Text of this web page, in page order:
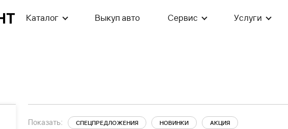
Каталог Выкуп авто Сервис Услуги
Показать: СПЕЦПРЕДЛОЖЕНИЯ НОВИНКИ АКЦИЯ